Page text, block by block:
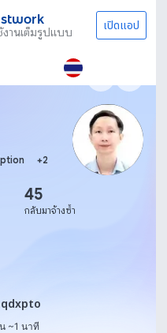
งานเต็มรูปแบบ เปิดแอป
+2
45
กลับมาจ้างซ้ำ
~1 นาที